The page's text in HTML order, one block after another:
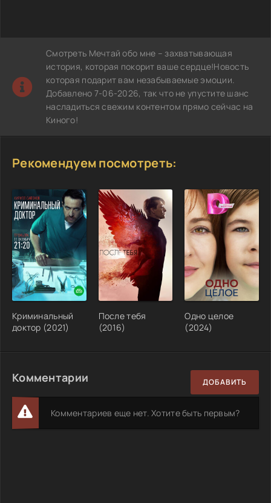
Смотреть Мечтай обо мне – захватывающая
история, которая покорит ваше сердце!Новость
которая подарит вам незабываемые эмоции.
Добавлено 7-06-2026, так что не упустите шанс
насладиться свежим контентом прямо сейчас на
Киного!
Рекомендуем посмотреть:
Криминальный
доктор (2021)
После тебя
(2016)
Одно целое
(2024)
Комментарии ДОБАВИТЬ
Комментариев еще нет. Хотите быть первым?